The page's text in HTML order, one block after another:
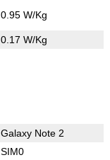
0.95 W/Kg
0.17 W/Kg
Galaxy Note 2
SIM0